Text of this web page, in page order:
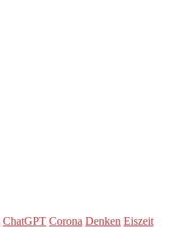
ChatGPT Corona Denken Eiszeit